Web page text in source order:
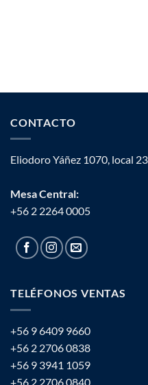
CONTACTO
Eliodoro Yáñez 1070, local
Mesa Central:
+56 2 2264 0005
TELÉFONOS VENTAS
+56 9 6409 9660
+56 2 2706 0838
+56 9 3941 1059
+56 2 2706 0840